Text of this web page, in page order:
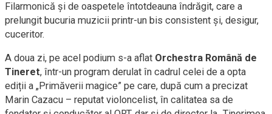
Filarmonică și de oaspetele întotdeauna îndrăgit, care a
prelungit bucuria muzicii printr-un bis consistent și, desigur,
cuceritor.
A doua zi, pe acel podium s-a aflat Orchestra Română de
Tineret, într-un program derulat în cadrul celei de a opta
ediții a „Primăverii magice” pe care, după cum a precizat
Marin Cazacu – reputat violoncelist, în calitatea sa de